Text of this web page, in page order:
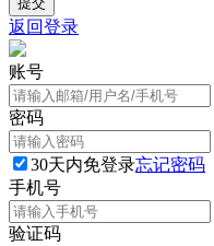
返回登录
账号
密码
30天内免登录忘记密码
手机号
验证码